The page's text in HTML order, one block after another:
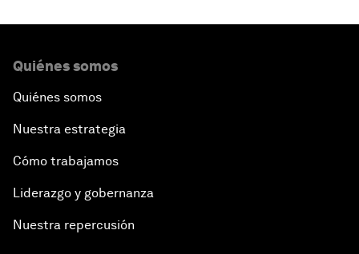
Quiénes somos
Quiénes somos
Nuestra estrategia
Cómo trabajamos
Liderazgo y gobernanza
Nuestra repercusión